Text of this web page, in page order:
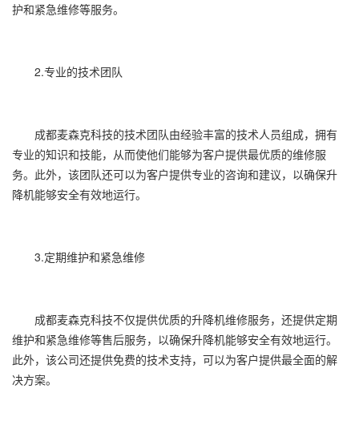
护和紧急维修等服务。
2.专业的技术团队
成都麦森克科技的技术团队由经验丰富的技术人员组成，拥有
专业的知识和技能，从而使他们能够为客户提供最优质的维修服
务。此外，该团队还可以为客户提供专业的咨询和建议，以确保升
降机能够安全有效地运行。
3.定期维护和紧急维修
成都麦森克科技不仅提供优质的升降机维修服务，还提供定期
维护和紧急维修等售后服务，以确保升降机能够安全有效地运行。
此外，该公司还提供免费的技术支持，可以为客户提供最全面的解
决方案。